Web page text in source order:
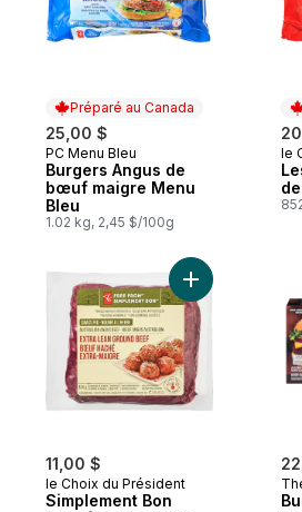
Préparé au Canada
25,00 $
Préparé au Canada
PC Menu Bleu
Burgers Angus de
bœuf maigre Menu
Bleu
1.02 kg, 2,45 $/100g
le
11,00 $
le Choix du Président
Simplement Bon
Ajouter